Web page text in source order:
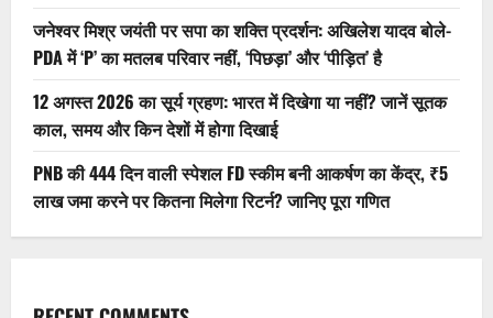
जनेश्वर मिश्र जयंती पर सपा का शक्ति प्रदर्शन: अखिलेश यादव बोले-
PDA में ‘P’ का मतलब परिवार नहीं, ‘पिछड़ा’ और ‘पीड़ित’ है
12 अगस्त 2026 का सूर्य ग्रहण: भारत में दिखेगा या नहीं? जानें सूतक
काल, समय और किन देशों में होगा दिखाई
PNB की 444 दिन वाली स्पेशल FD स्कीम बनी आकर्षण का केंद्र, ₹5
लाख जमा करने पर कितना मिलेगा रिटर्न? जानिए पूरा गणित